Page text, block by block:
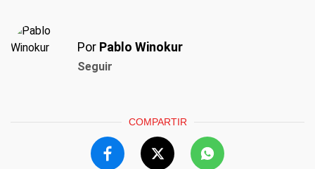
Por Pablo Winokur
Seguir
COMPARTIR